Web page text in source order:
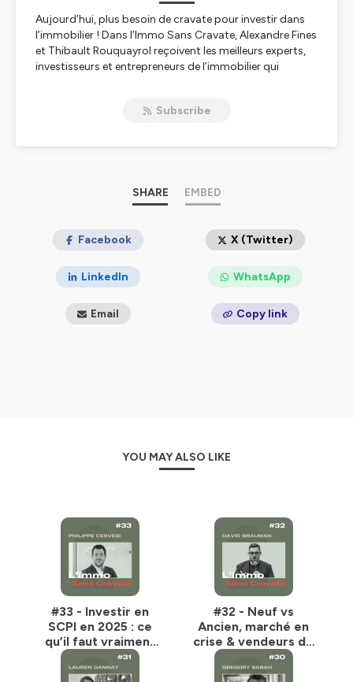
Aujourd’hui, plus besoin de cravate pour investir dans
l’immobilier ! Dans l’Immo Sans Cravate, Alexandre Fines
et Thibault Rouquayrol reçoivent les meilleurs experts,
investisseurs et entrepreneurs de l’immobilier qui
vous inspirer et vous aider à démarrer, que vous soyez
Subscribe
SHARE EMBED
Facebook X (Twitter)
LinkedIn WhatsApp
Email Copy link
YOU MAY ALSO LIKE
#33 - Investir en
SCPI en 2025 : ce
qu’il faut vraiment
comprendre -
Philippe Cervesi
#32 - Neuf vs
Ancien, marché en
crise & vendeurs de
rêves - David
Brauman